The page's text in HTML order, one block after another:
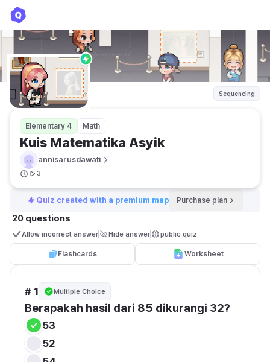
Sequencing
Elementary 4 Math
Kuis Matematika Asyik
annisarusdawati
3
Quiz created with a premium map Purchase plan
20 questions
Allow incorrect answer Hide answer public quiz
Flashcards Worksheet
# 1 Multiple Choice
Berapakah hasil dari 85 dikurangi 32?
53
52